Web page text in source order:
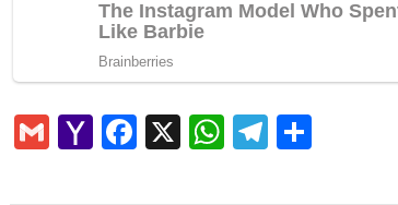
GmailYahoo
Mail
Facebook
X WhatsApp
Telegram